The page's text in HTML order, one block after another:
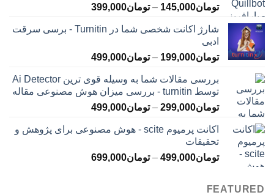
تومان145,000
– تومان399,000محدوده
تومان145,000
تومان399,000
شارژ اکانت شخصی شما در Turnitin - برسی سرقت
ادبی
تومان199,000
– تومان499,000محدوده
تومان199,000
تا
تومان499,000
بررسی مقالات شما به وسیله قوی ترین Ai Detector
توسط turnitin - بررسی میزان هوش مصنوعی مقاله
تومان299,000
– تومان499,000محدوده
تومان299,000
تومان499,000
اکانت پرمیوم scite - هوش مصنوعی برای پژوهش و
تحقیقات
تومان499,000
– تومان699,000محدوده
FEATURED